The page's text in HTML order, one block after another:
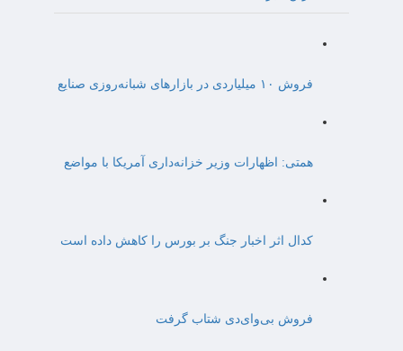
فروش ۱۰ میلیاردی در بازارهای شبانه‌روزی صنایع
همتی: اظهارات وزیر خزانه‌داری آمریکا با مواضع
کدال اثر اخبار جنگ بر بورس را کاهش داده است
فروش بی‌وای‌دی شتاب گرفت